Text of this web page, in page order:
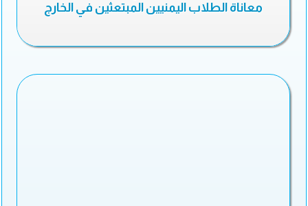
معاناة الطلاب اليمنيين المبتعثين في الخارج